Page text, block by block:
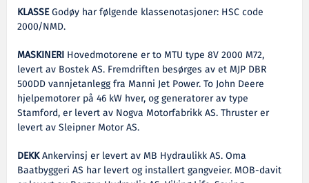
KLASSEGodøy har følgende klassenotasjoner: HSC code
2000/NMD.
MASKINERI Hovedmotorene er to MTU type 8V 2000 M72,
levert av Bostek AS. Fremdriften besørges av et MJP DBR
500DD vannjetanlegg fra Manni Jet Power. To John Deere
hjelpemotorer på 46 kW hver, og generatorer av type
Stamford, er levert av Nogva Motorfabrikk AS. Thruster er
levert av Sleipner Motor AS.
DEKKAnkervinsj er levert av MB Hydraulikk AS. Oma
Baatbyggeri AS har levert og installert gangveier. MOB-davit